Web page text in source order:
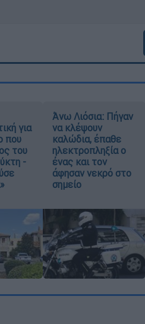
για
που
του
-
Άνω Λιόσια: Πήγαν
να κλέψουν
καλώδια, έπαθε
ηλεκτροπληξία ο
ένας και τον
άφησαν νεκρό στο
σημείο